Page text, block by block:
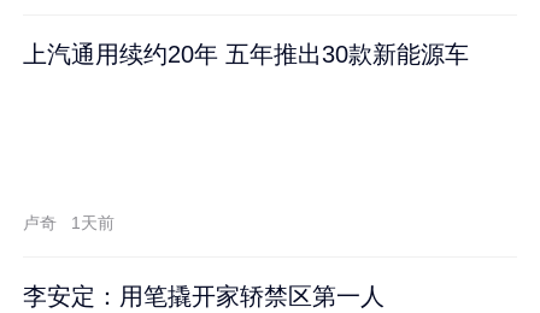
上汽通用续约20年 五年推出30款新能源车
卢奇 1天前
李安定：用笔撬开家轿禁区第一人